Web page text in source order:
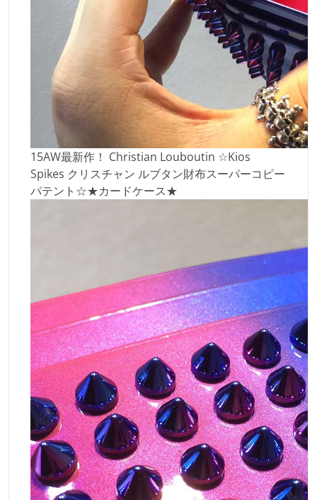
15AW最新作！ Christian Louboutin ☆Kios
Spikes クリスチャン ルブタン財布スーパーコピー
パテント☆★カードケース★